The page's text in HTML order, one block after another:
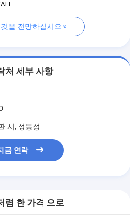
을 전망하십시오
처 세부 사항
시, 성동성
금 연락
렴 한 가격 으로